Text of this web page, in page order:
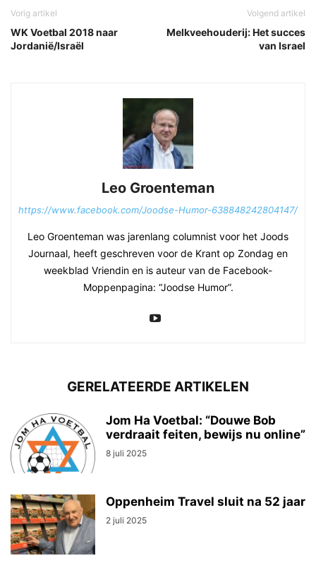
Vorig artikel
WK Voetbal 2018 naar
Jordanië/Israël
Volgend artikel
Melkveehouderij: Het succes
van Israel
Leo Groenteman
https://www.facebook.com/Joodse-Humor-638848242804147/
Leo Groenteman was jarenlang columnist voor het Joods
Journaal, heeft geschreven voor de Krant op Zondag en
weekblad Vriendin en is auteur van de Facebook-
Moppenpagina: “Joodse Humor”.
GERELATEERDE ARTIKELEN
Jom Ha Voetbal: “Douwe Bob
verdraait feiten, bewijs nu online”
8 juli 2025
Oppenheim Travel sluit na 52 jaar
2 juli 2025